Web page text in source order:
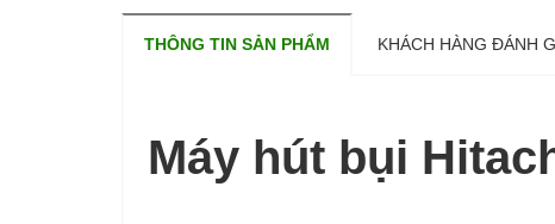
THÔNG TIN SẢN PHẨM KHÁCH HÀNG ĐÁNH
Máy hút bụi